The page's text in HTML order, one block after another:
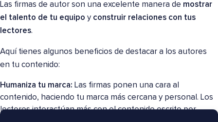
Las firmas de autor son una excelente manera de mostrar
el talento de tu equipo y construir relaciones con tus
lectores.
Aquí tienes algunos beneficios de destacar a los autores
en tu contenido:
Humaniza tu marca: Las firmas ponen una cara al
contenido, haciendo tu marca más cercana y personal. Los
lectores interactúan más con el contenido escrito por